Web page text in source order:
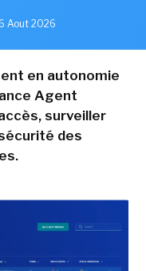
Aout 2026
en autonomie
Agent
surveiller
des